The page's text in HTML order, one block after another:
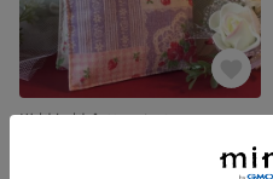
送料無料◆サニタリーケース◇パープル小花パッチ柄◆